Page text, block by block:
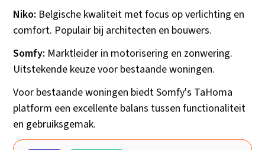
Niko: Belgische kwaliteit met focus op verlichting en
comfort. Populair bij architecten en bouwers.
Somfy: Marktleider in motorisering en zonwering.
Uitstekende keuze voor bestaande woningen.
Voor bestaande woningen biedt Somfy's TaHoma
platform een excellente balans tussen functionaliteit
en gebruiksgemak.